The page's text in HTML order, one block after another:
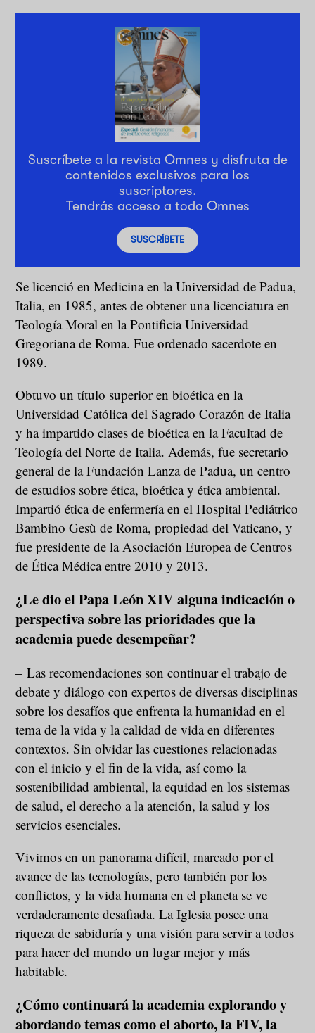
Suscríbete a la revista Omnes y disfruta de
contenidos exclusivos para los
suscriptores.
Tendrás acceso a todo Omnes
SUSCRÍBETE
Se licenció en Medicina en la Universidad de Padua,
Italia, en 1985, antes de obtener una licenciatura en
Teología Moral en la Pontificia Universidad
Gregoriana de Roma. Fue ordenado sacerdote en
1989.
Obtuvo un título superior en bioética en la
Universidad Católica del Sagrado Corazón de Italia
y ha impartido clases de bioética en la Facultad de
Teología del Norte de Italia. Además, fue secretario
general de la Fundación Lanza de Padua, un centro
de estudios sobre ética, bioética y ética ambiental.
Impartió ética de enfermería en el Hospital Pediátrico
Bambino Gesù de Roma, propiedad del Vaticano, y
fue presidente de la Asociación Europea de Centros
de Ética Médica entre 2010 y 2013.
¿Le dio el Papa León XIV alguna indicación o
perspectiva sobre las prioridades que la
academia puede desempeñar?
– Las recomendaciones son continuar el trabajo de
debate y diálogo con expertos de diversas disciplinas
sobre los desafíos que enfrenta la humanidad en el
tema de la vida y la calidad de vida en diferentes
contextos. Sin olvidar las cuestiones relacionadas
con el inicio y el fin de la vida, así como la
sostenibilidad ambiental, la equidad en los sistemas
de salud, el derecho a la atención, la salud y los
servicios esenciales.
Vivimos en un panorama difícil, marcado por el
avance de las tecnologías, pero también por los
conflictos, y la vida humana en el planeta se ve
verdaderamente desafiada. La Iglesia posee una
riqueza de sabiduría y una visión para servir a todos
para hacer del mundo un lugar mejor y más
habitable.
¿Cómo continuará la academia explorando y
abordando temas como el aborto, la FIV, la